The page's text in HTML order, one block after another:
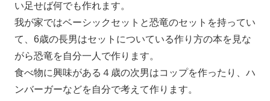
い足せば何でも作れます。
我が家ではベーシックセットと恐竜のセットを持ってい
て、6歳の長男はセットについている作り方の本を見な
がら恐竜を自分一人で作ります。
食べ物に興味がある４歳の次男はコップを作ったり、ハ
ンバーガーなどを自分で考えて作ります。